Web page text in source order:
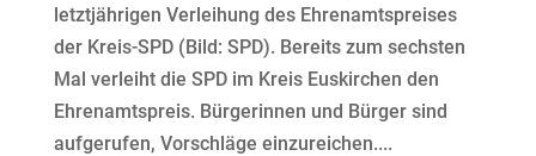
letztjährigen Verleihung des Ehrenamtspreises
der Kreis-SPD (Bild: SPD). Bereits zum sechsten
Mal verleiht die SPD im Kreis Euskirchen den
Ehrenamtspreis. Bürgerinnen und Bürger sind
aufgerufen, Vorschläge einzureichen....